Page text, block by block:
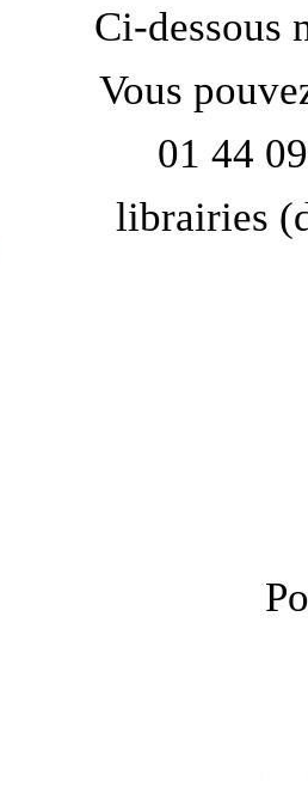
Ci-dessous
Vous
01 44
librairies